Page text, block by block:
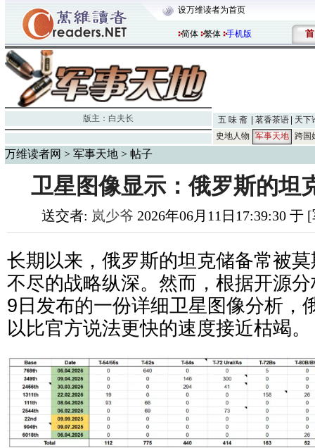
设万维读者为首页
简体 繁体 手机版 首
版主： 白夫长 五 味 斋 茗香茶语
天下
史地人物
军事天地 跨国
万维读者网 > 军事天地 > 帖子
卫星图像显示：俄罗斯的坦
送交者: 岚少爷 2026年06月11日17:39:30 于
长期以来，俄罗斯的坦克储备常被
不尽的战略纵深。然而，根据开源
9日发布的一份详细卫星图像分析，
以比官方说法更快的速度接近枯竭。